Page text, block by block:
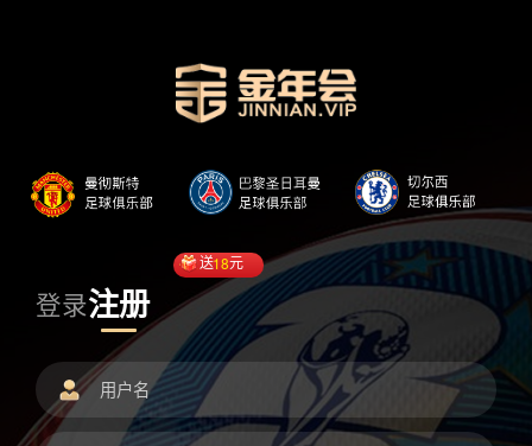
登录注册
送18元